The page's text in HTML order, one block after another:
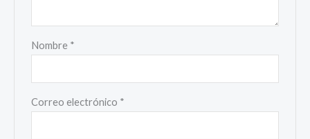
Nombre *
Correo electrónico *